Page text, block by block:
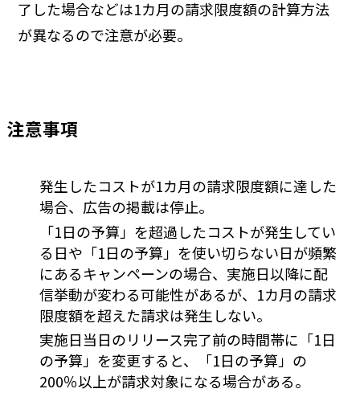
了した場合などは1カ月の請求限度額の計算方法
が異なるので注意が必要。
注意事項
発生したコストが1カ月の請求限度額に達した
場合、広告の掲載は停止。
「1日の予算」を超過したコストが発生してい
る日や「1日の予算」を使い切らない日が頻繁
にあるキャンペーンの場合、実施日以降に配
信挙動が変わる可能性があるが、1カ月の請求
限度額を超えた請求は発生しない。
実施日当日のリリース完了前の時間帯に「1日
の予算」を変更すると、「1日の予算」の
200％以上が請求対象になる場合がある。